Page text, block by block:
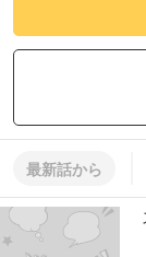
最新話から